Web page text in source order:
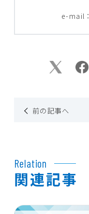
e-mail：
前の記事へ
関連記事
Relation